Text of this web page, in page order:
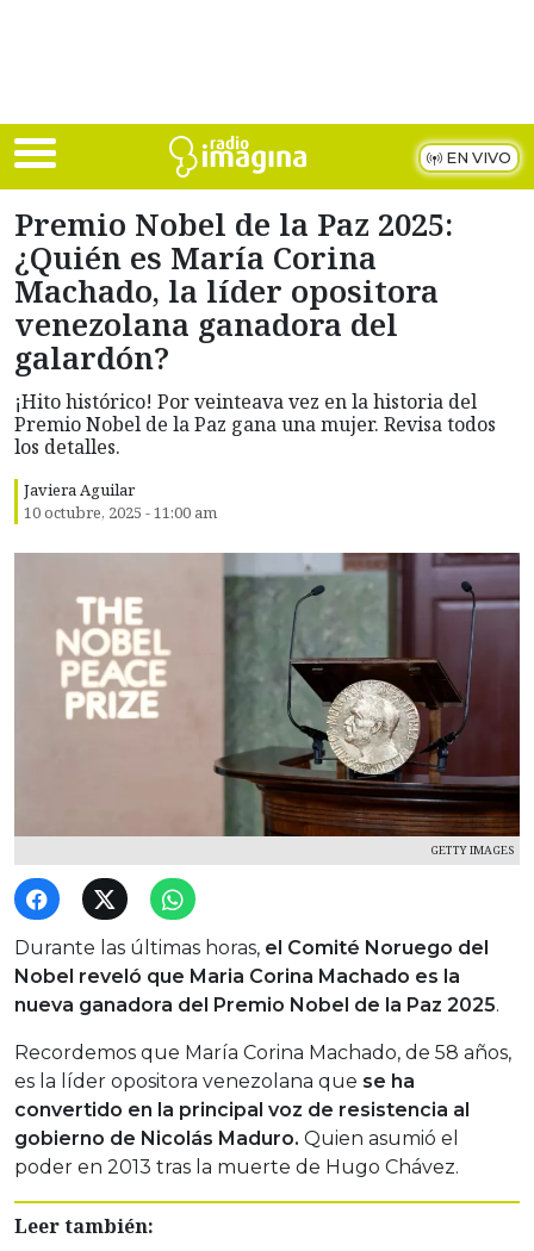
EN VIVO
Premio Nobel de la Paz 2025:
¿Quién es María Corina
Machado, la líder opositora
venezolana ganadora del
galardón?
¡Hito histórico! Por veinteava vez en la historia del
Premio Nobel de la Paz gana una mujer. Revisa todos
los detalles.
Javiera Aguilar
10 octubre, 2025 - 11:00 am
GETTY IMAGES
Durante las últimas horas, el Comité Noruego del
Nobel reveló que Maria Corina Machado es la
nueva ganadora del Premio Nobel de la Paz 2025.
Recordemos que María Corina Machado, de 58 años,
es la líder opositora venezolana que se ha
convertido en la principal voz de resistencia al
gobierno de Nicolás Maduro. Quien asumió el
poder en 2013 tras la muerte de Hugo Chávez.
Leer también: